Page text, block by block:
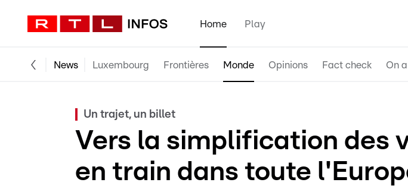
Home Play
News Luxembourg Frontières Monde Opinions Fact check On
Un trajet, un billet
Vers la simplification des
en train dans toute